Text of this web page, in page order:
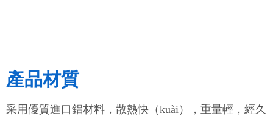
產品材質
采用優質進口鋁材料，散熱快（kuài），重量輕，經久